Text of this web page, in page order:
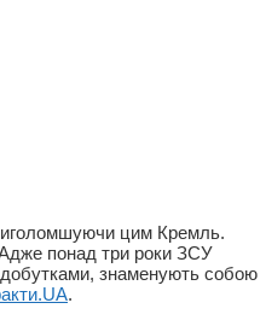
цим Кремль.
понад три роки ЗСУ
знаменують собою
.